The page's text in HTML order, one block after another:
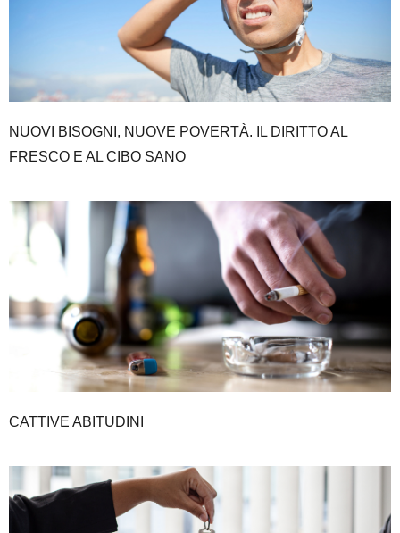
NUOVI BISOGNI, NUOVE POVERTÀ. IL DIRITTO AL
FRESCO E AL CIBO SANO
CATTIVE ABITUDINI